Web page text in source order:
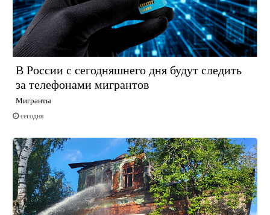
В России с сегодняшнего дня будут следить
за телефонами мигрантов
Мигранты
сегодня